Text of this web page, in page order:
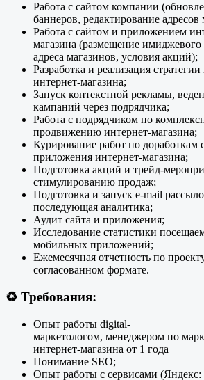
Работа с сайтом компании
баннеров, редактирование адресов
Работа с сайтом и приложением
магазина (размещение имиджевого
адреса магазинов, условия акций);
Разработка и реализация
интернет-магазина;
Запуск контекстной рекламы,
кампаний через подрядчика;
Работа с подрядчиком по
продвижению интернет-магазина;
Курирование работ по доработкам
приложения интернет-магазина;
Подготовка акций и трейд-
стимулированию продаж;
Подготовка и запуск e-mail
последующая аналитика;
Аудит сайта и приложения;
Исследование статистики
мобильных приложений;
Ежемесячная отчетность по
согласованном формате.
♻️ Требования:
Опыт работы digital-
маркетологом, менеджером по
интернет-магазина от 1 года
Понимание SEO;
Опыт работы с сервисами